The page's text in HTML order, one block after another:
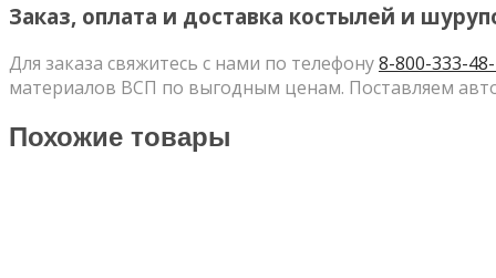
Заказ, оплата и доставка костылей и
Для заказа свяжитесь с нами по телефону8-800-333-
материалов ВСП по выгодным ценам. Поставляем
Похожие товары